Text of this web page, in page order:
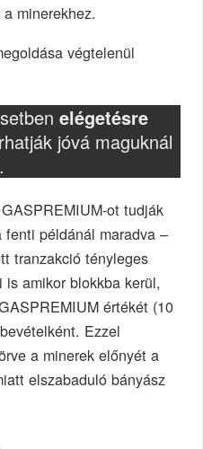
minerekhez.
végtelenül
elégetésre
jóvá maguknál
ot tudják
példánál maradva –
tranzakció tényleges
amikor blokkba kerül,
értékét (10
Ezzel
a minerek előnyét a
elszabaduló bányász